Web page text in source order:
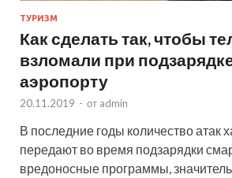
ТУРИЗМ
Как сделать так, чтобы
взломали при
аэропорту
20.11.2019 - от admin
В последние годы количество атак
передают во время подзарядки
вредоносные программы,